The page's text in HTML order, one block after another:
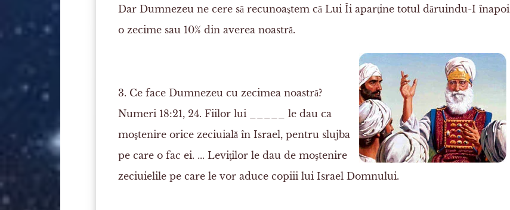
Dar Dumnezeu ne cere să recunoaştem că Lui Îi aparţine totul dăruindu-I înapoi
o zecime sau 10% din averea noastră.
3. Ce face Dumnezeu cu zecimea noastră?
Numeri 18:21, 24. Fiilor lui _____ le dau ca
moştenire orice zeciuialăîn Israel, pentru slujba
pe care o fac ei. ... Leviţilor le dau de moştenire
zeciuielilepe care le vor aduce copiii lui Israel Domnului.